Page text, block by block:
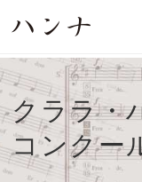
クララ・
コンクー